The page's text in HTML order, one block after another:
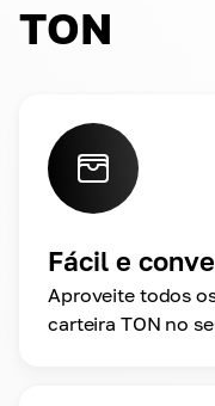
TON
Fácil e
Aproveite todos
carteira TON no